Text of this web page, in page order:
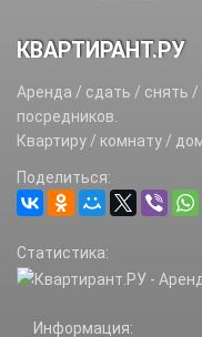
КВАРТИРАНТ.РУ
Аренда / сдать / снять
посредников.
Квартиру / комнату /
Поделиться:
Статистика:
Информация: